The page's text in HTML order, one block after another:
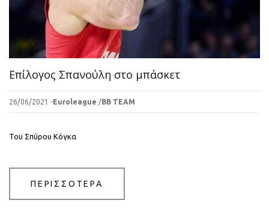
Επίλογος Σπανούλη στο μπάσκετ
26/06/2021 -Euroleague /BB TEAM
Του Σπύρου Κόγκα
ΠΕΡΙΣΣΟΤΕΡΑ